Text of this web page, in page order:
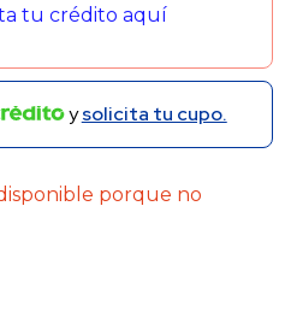
tu crédito aquí
ysolicita tu cupo.
porque no